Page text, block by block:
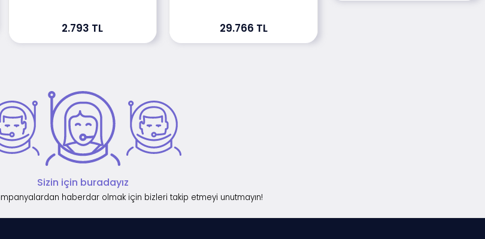
2.793 TL 29.766 TL
Sizin için buradayız
haberdar olmak için bizleri takip etmeyi unutmayın!